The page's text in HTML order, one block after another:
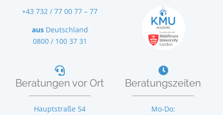
+43 732 / 77 00 77 – 77
ausDeutschland
0800 / 100 37 31
Beratungen vor Ort
Hauptstraße 54
Beratungszeiten
Mo-Do: